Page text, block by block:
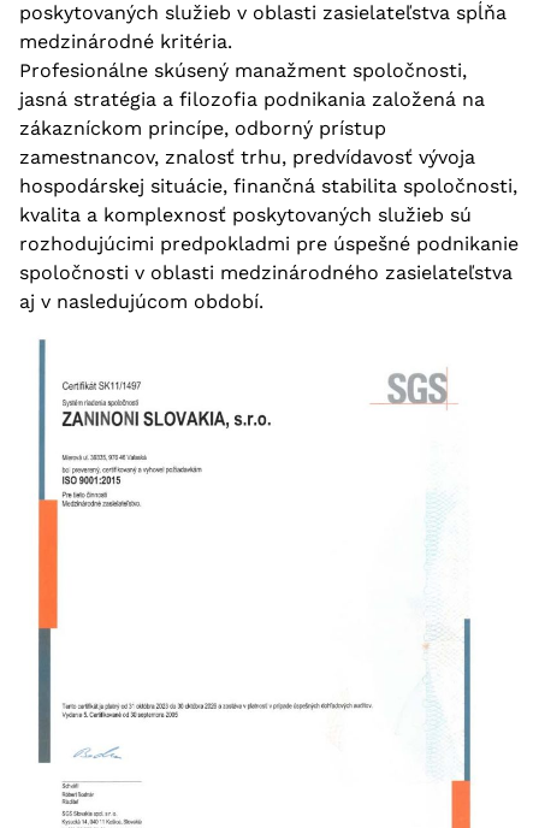
poskytovaných služieb v oblasti zasielateľstva spĺňa
medzinárodné kritéria.
Profesionálne skúsený manažment spoločnosti,
jasná stratégia a filozofia podnikania založená na
zákazníckom princípe, odborný prístup
zamestnancov, znalosť trhu, predvídavosť vývoja
hospodárskej situácie, finančná stabilita spoločnosti,
kvalita a komplexnosť poskytovaných služieb sú
rozhodujúcimi predpokladmi pre úspešné podnikanie
spoločnosti v oblasti medzinárodného zasielateľstva
aj v nasledujúcom období.